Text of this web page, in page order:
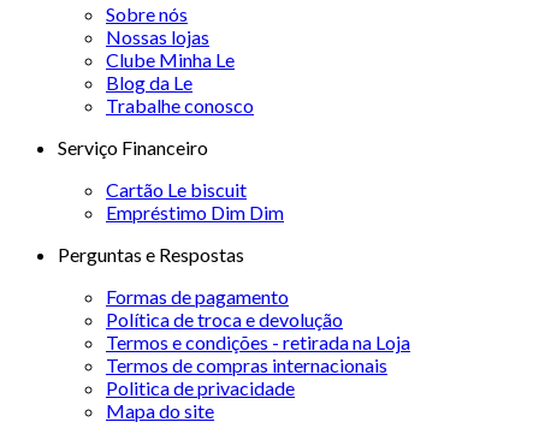
Sobre nós
Nossas lojas
Clube Minha Le
Blog da Le
Trabalhe conosco
Serviço Financeiro
Cartão Le biscuit
Empréstimo Dim Dim
Perguntas e Respostas
Formas de pagamento
Política de troca e devolução
Termos e condições - retirada na Loja
Termos de compras internacionais
Politica de privacidade
Mapa do site